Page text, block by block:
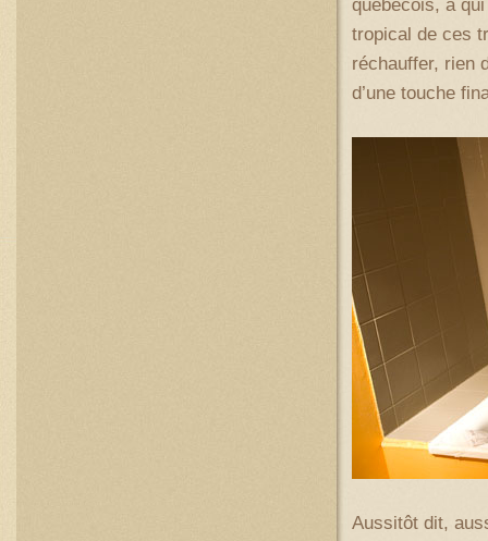
tropical de ces
réchauffer, rien
d’une touche
Aussitôt dit,